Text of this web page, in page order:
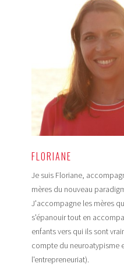
FLORIANE
Je suis Floriane,
mères du nouveau
J'accompagne les mères
s'épanouir tout en
enfants vers qui ils sont
compte du neuroatypisme
l'entrepreneuriat).